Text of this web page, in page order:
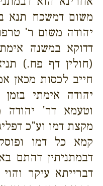
משום דמשכח תנא
יהודה משום ר'
דדוקא במשנה
(חולין דף פח.)
חייב לכסות מכאן
יהודה אימתי
וטעמא דר'
מקצת דמו וע"כ
קמא כל דמו
דבמתניתין דהתם
דברייתא עיקר